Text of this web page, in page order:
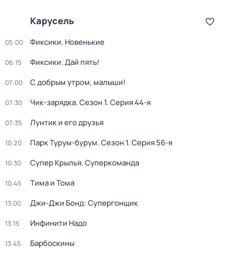
Карусель
05:00 Фиксики. Новенькие
06:15 Фиксики. Дай пять!
07:00 С добрым утром, малыши!
07:30 Чик-зарядка. Сезон 1. Серия 44-я
07:35 Лунтик и его друзья
10:20 Парк Турум-бурум. Сезон 1. Серия 56-я
10:30 Супер Крылья. Суперкоманда
10:45 Тима и Тома
13:00 Джи-Джи Бонд: Супергонщик
13:15 Инфинити Надо
13:45 Барбоскины